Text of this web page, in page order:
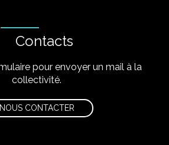
Contacts
pour envoyer un mail à la
collectivité.
NOUS CONTACTER